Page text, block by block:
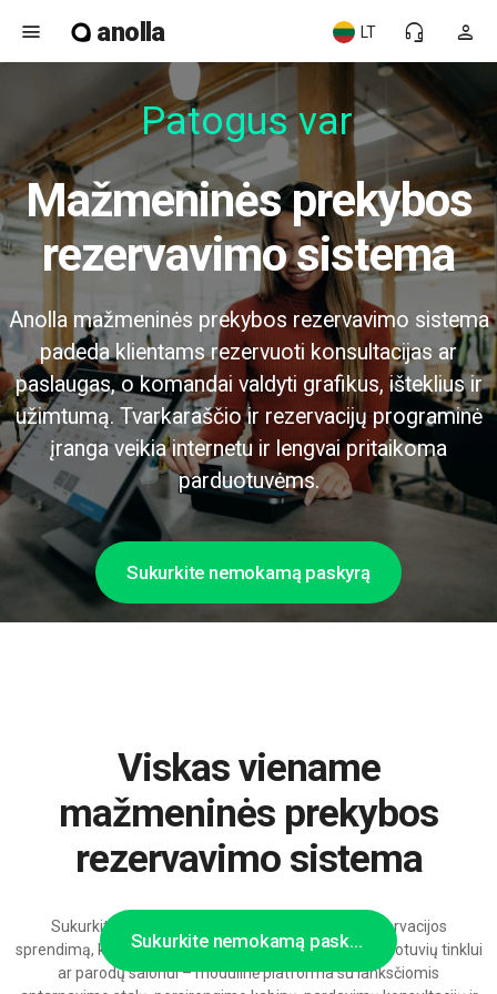
menu anolla person
headset_mic
LT
Patogus vart
Mažmeninės prekybos
rezervavimo sistema
Anolla mažmeninės prekybos rezervavimo sistema
padeda klientams rezervuoti konsultacijas ar
paslaugas, o komandai valdyti grafikus, išteklius ir
užimtumą. Tvarkaraščio ir rezervacijų programinė
įranga veikia internetu ir lengvai pritaikoma
parduotuvėms.
Sukurkite nemokamą paskyrą
Sukurkite nemokamą paskyrą
Viskas viename
mažmeninės prekybos
rezervavimo sistema
Sukurkite būtent tokį mažmeninės prekybos rezervacijos
sprendimą, kokio iš tiesų reikia jūsų parduotuvei, parduotuvių tinklui
ar parodų salonui – modulinė platforma su lanksčiomis